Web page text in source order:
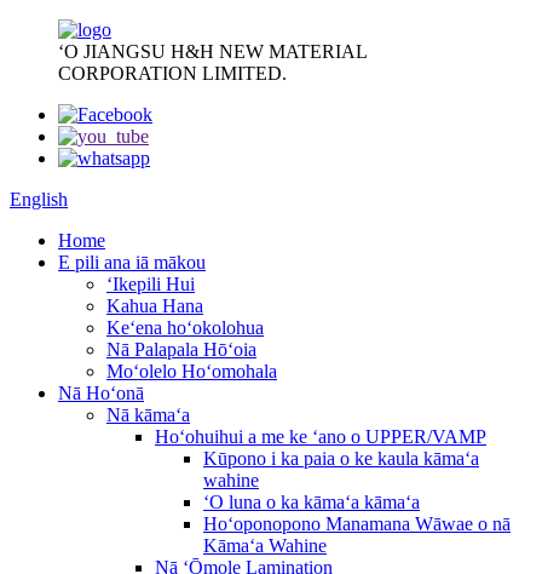
ʻO JIANGSU H&H NEW MATERIAL
CORPORATION LIMITED.
English
Home
E pili ana iā mākou
ʻIkepili Hui
Kahua Hana
Keʻena hoʻokolohua
Nā Palapala Hōʻoia
Moʻolelo Hoʻomohala
Nā Hoʻonā
Nā kāmaʻa
Hoʻohuihui a me ke ʻano o UPPER/VAMP
Kūpono i ka paia o ke kaula kāmaʻa
wahine
ʻO luna o ka kāmaʻa kāmaʻa
Hoʻoponopono Manamana Wāwae o nā
Kāmaʻa Wahine
Nā ʻŌmole Lamination